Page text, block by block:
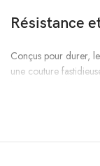
Résistance
Conçus pour durer,
une couture
vous alliez au cours
ces sweat-shirts